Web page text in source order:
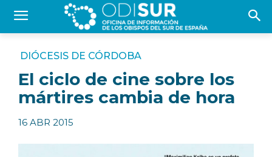
DIÓCESIS DE CÓRDOBA
El ciclo de cine sobre los
mártires cambia de hora
16 ABR 2015